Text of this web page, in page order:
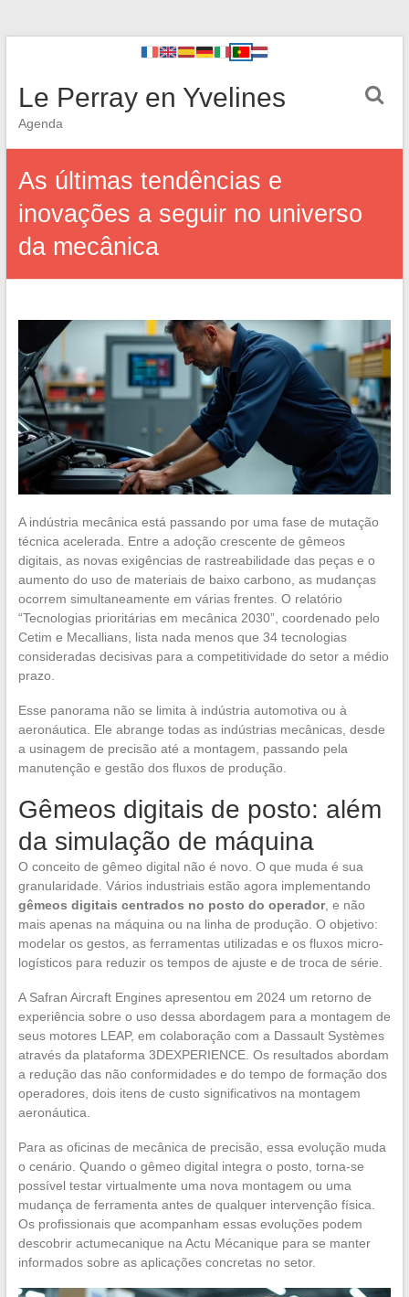
Le Perray en Yvelines
Agenda
As últimas tendências e
inovações a seguir no universo
da mecânica
A indústria mecânica está passando por uma fase de mutação
técnica acelerada. Entre a adoção crescente de gêmeos
digitais, as novas exigências de rastreabilidade das peças e o
aumento do uso de materiais de baixo carbono, as mudanças
ocorrem simultaneamente em várias frentes. O relatório
“Tecnologias prioritárias em mecânica 2030”, coordenado pelo
Cetim e Mecallians, lista nada menos que 34 tecnologias
consideradas decisivas para a competitividade do setor a médio
prazo.
Esse panorama não se limita à indústria automotiva ou à
aeronáutica. Ele abrange todas as indústrias mecânicas, desde
a usinagem de precisão até a montagem, passando pela
manutenção e gestão dos fluxos de produção.
Gêmeos digitais de posto: além
da simulação de máquina
O conceito de gêmeo digital não é novo. O que muda é sua
granularidade. Vários industriais estão agora implementando
gêmeos digitais centrados no posto do operador, e não
mais apenas na máquina ou na linha de produção. O objetivo:
modelar os gestos, as ferramentas utilizadas e os fluxos micro-
logísticos para reduzir os tempos de ajuste e de troca de série.
A Safran Aircraft Engines apresentou em 2024 um retorno de
experiência sobre o uso dessa abordagem para a montagem de
seus motores LEAP, em colaboração com a Dassault Systèmes
através da plataforma 3DEXPERIENCE. Os resultados abordam
a redução das não conformidades e do tempo de formação dos
operadores, dois itens de custo significativos na montagem
aeronáutica.
Para as oficinas de mecânica de precisão, essa evolução muda
o cenário. Quando o gêmeo digital integra o posto, torna-se
possível testar virtualmente uma nova montagem ou uma
mudança de ferramenta antes de qualquer intervenção física.
Os profissionais que acompanham essas evoluções podem
descobrir actumecanique na Actu Mécanique para se manter
informados sobre as aplicações concretas no setor.